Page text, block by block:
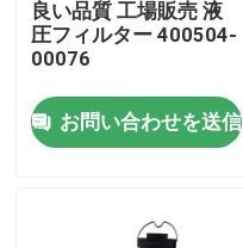
家へ
良い品質 工場販売 液
圧フィルター 400504-
00076
お問い合わせを送信